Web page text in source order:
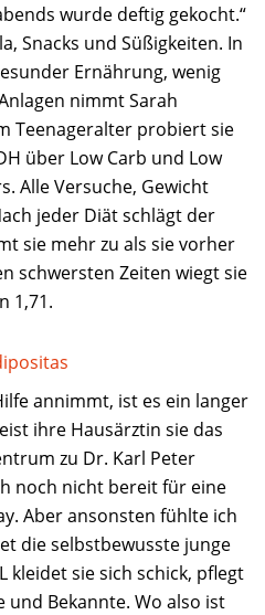
wurde deftig gekocht.“
Snacks und Süßigkeiten. In
Ernährung, wenig
nimmt Sarah
Teenageralter probiert sie
über Low Carb und Low
Alle Versuche, Gewicht
jeder Diät schlägt der
sie mehr zu als sie vorher
schwersten Zeiten wiegt sie
1,71.
annimmt, ist es ein langer
ihre Hausärztin sie das
zu Dr. Karl Peter
noch nicht bereit für eine
Aber ansonsten fühlte ich
die selbstbewusste junge
kleidet sie sich schick, pflegt
und Bekannte. Wo also ist